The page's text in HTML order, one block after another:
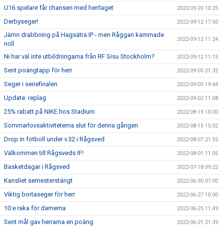
U16 spelare får chansen med herrlaget 2022-09-20 10:25
Derbyseger! 2022-09-12 17:50
Jämn drabbning på Hagsätra IP - men Råggan kammade
noll
2022-09-12 11:24
Ni har väl inte utbildningarna från RF Sisu Stockholm? 2022-09-12 11:15
Sent poängtapp för herr 2022-09-05 21:32
Seger i seriefinalen 2022-09-05 19:44
Update: replag 2022-09-02 11:08
25% rabatt på NIKE hos Stadium 2022-08-19 10:00
Sommarlovsaktiviteterna slut för denna gången 2022-08-15 15:02
Drop in fotboll under v.32 i Rågsved 2022-08-07 21:55
Välkommen till Rågsveds IF! 2022-08-01 11:05
Basketdagar i Rågsved 2022-07-18 09:22
Kansliet semesterstängt 2022-06-30 07:00
Viktig bortaseger för herr 2022-06-27 10:00
10:e raka för damerna 2022-06-25 11:49
Sent mål gav herrarna en poäng 2022-06-21 21:39